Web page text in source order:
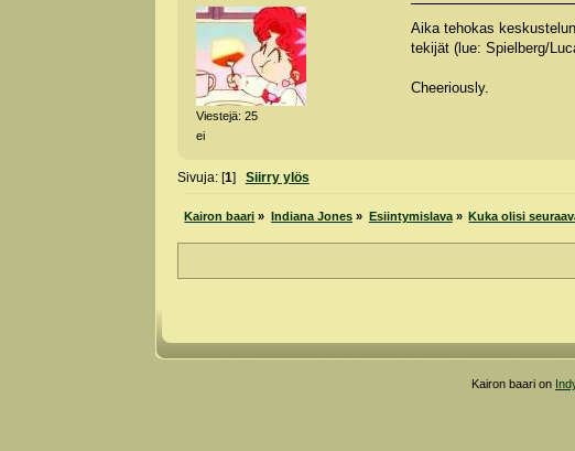
Viestejä: 25
ei
Aika tehokas
tekijät (lue: Spielberg/
Cheeriously.
Sivuja: [1] Siirry ylös
Kairon baari » Indiana Jones » Esiintymislava» Kuka olisi
Kairon baari on